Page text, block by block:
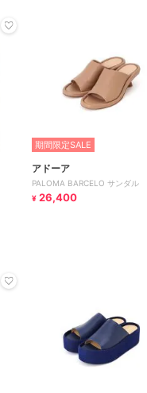
期間限定SALE
アドーア
PALOMA BARCELO サンダル
¥ 26,400